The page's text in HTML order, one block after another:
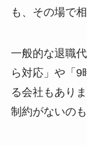
も、その場で
一般的な退職
ら対応」や「9
る会社もあり
制約がないの